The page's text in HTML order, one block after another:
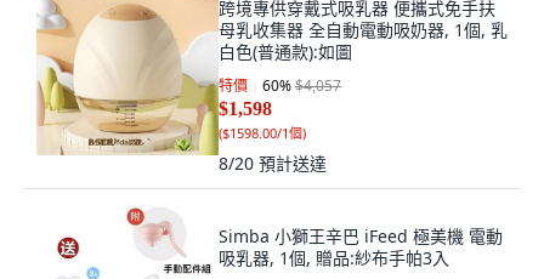
跨境專供穿戴式吸乳器 便攜式免手扶
母乳收集器 全自動電動吸奶器, 1個, 乳
白色(普通款):如圖
特價 60%$4,057
$1,598
($1598.00/1個)
8/20 預計送達
Simba 小獅王辛巴 iFeed 極美機 電動
吸乳器, 1個, 贈品:紗布手帕3入